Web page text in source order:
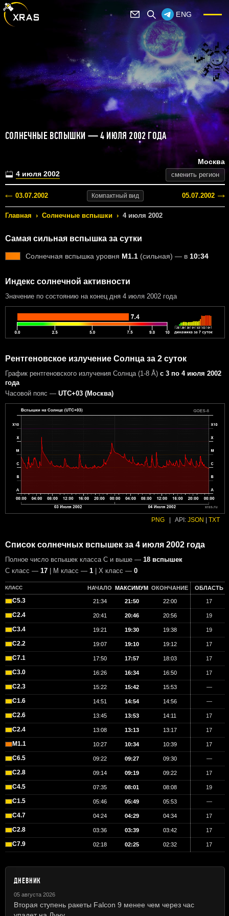
ENG
СОЛНЕЧНЫЕ ВСПЫШКИ — 4 ИЮЛЯ 2002 ГОДА
4 июля 2002
Москва
сменить регион
03.07.2002 Компактный вид 05.07.2002
Главная › Солнечные вспышки › 4 июля 2002
Самая сильная вспышка за сутки
Солнечная вспышка уровня M1.1 (сильная) — в 10:34
Индекс солнечной активности
Значение по состоянию на конец дня 4 июля 2002 года
Рентгеновское излучение Солнца за 2 суток
График рентгеновского излучения Солнца (1-8 Å) с 3 по 4 июля 2002
года
Часовой пояс — UTC+03 (Москва)
PNG API: JSON TXT
Список солнечных вспышек за 4 июля 2002 года
Полное число вспышек класса C и выше — 18 вспышек
С класс — 17 | М класс — 1 | X класс — 0
КЛАСС НАЧАЛО МАКСИМУМ ОКОНЧАНИЕ ОБЛАСТЬ
C5.3 21:34 21:50 22:00 17
C2.4 20:41 20:46 20:56 19
C3.4 19:21 19:30 19:38 19
C2.2 19:07 19:10 19:12 17
C7.1 17:50 17:57 18:03 17
C3.0 16:26 16:34 16:50 17
C2.3 15:22 15:42 15:53 —
C1.6 14:51 14:54 14:56 —
C2.6 13:45 13:53 14:11 17
C2.4 13:08 13:13 13:17 17
M1.1 10:27 10:34 10:39 17
C6.5 09:22 09:27 09:30 —
C2.8 09:14 09:19 09:22 17
C4.5 07:35 08:01 08:08 19
C1.5 05:46 05:49 05:53 —
C4.7 04:24 04:29 04:34 17
C2.8 03:36 03:39 03:42 17
C7.9 02:18 02:25 02:32 17
ДНЕВНИК
05 августа 2026
Вторая ступень ракеты Falcon 9 менее чем через час